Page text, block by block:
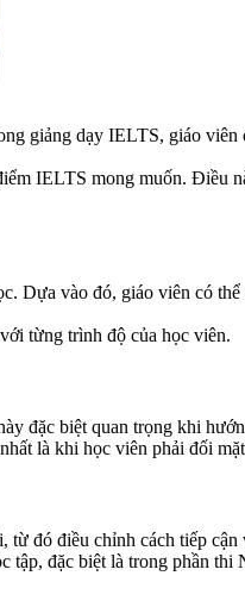
giảng dạy IELTS, giáo
IELTS mong muốn. Điều
Dựa vào đó, giáo viên có
từng trình độ của học viên.
đặc biệt quan trọng khi
là khi học viên phải đối
đó điều chỉnh cách tiếp
đặc biệt là trong phần